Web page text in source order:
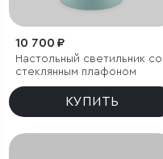
10 700 ₽
Настольный светильник со
стеклянным плафоном
КУПИТЬ